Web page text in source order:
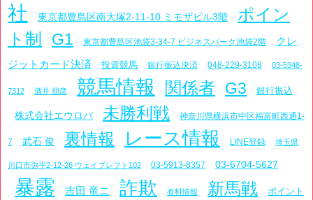
社
東京都豊島区南大塚2-11-10 ミモザビル3階
ポイン
ト制
G1 東京都豊島区池袋3-34-7 ビジネスパーク池袋2階
クレ
ジットカード決済
投資競馬 銀行振込決済 048-229-3108 03-5348-
7312 酒井 朋彦 競馬情報 関係者 G3 銀行振込
株式会社エウロパ 未勝利戦 神奈川県横浜市中区福富町西通1-
7 武石 俊 裏情報 レース情報 LINE登録 埼玉県
川口市弥平2-12-26 ウェイブレフト102 03-5913-8357 03-6704-5627
暴露 吉田 竜ニ 詐欺 有料情報 新馬戦 ポイント